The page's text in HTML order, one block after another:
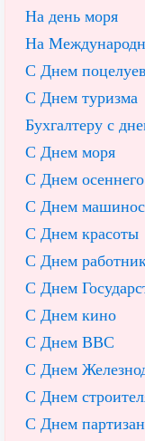
На день моря
На
С Днем поцелуев
С Днем туризма
Бухгалтеру с
С Днем моря
С Днем
С Днем
С Днем красоты
С Днем
С Днем
С Днем кино
С Днем ВВС
С Днем
С Днем
С Днем партизан